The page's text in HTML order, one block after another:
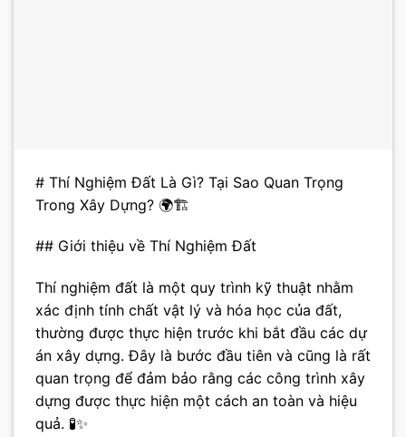
# Thí Nghiệm Đất Là Gì? Tại Sao Quan Trọng
Trong Xây Dựng? 🌍🏗️
## Giới thiệu về Thí Nghiệm Đất
Thí nghiệm đất là một quy trình kỹ thuật nhằm
xác định tính chất vật lý và hóa học của đất,
thường được thực hiện trước khi bắt đầu các dự
án xây dựng. Đây là bước đầu tiên và cũng là rất
quan trọng để đảm bảo rằng các công trình xây
dựng được thực hiện một cách an toàn và hiệu
quả. 🧪✨